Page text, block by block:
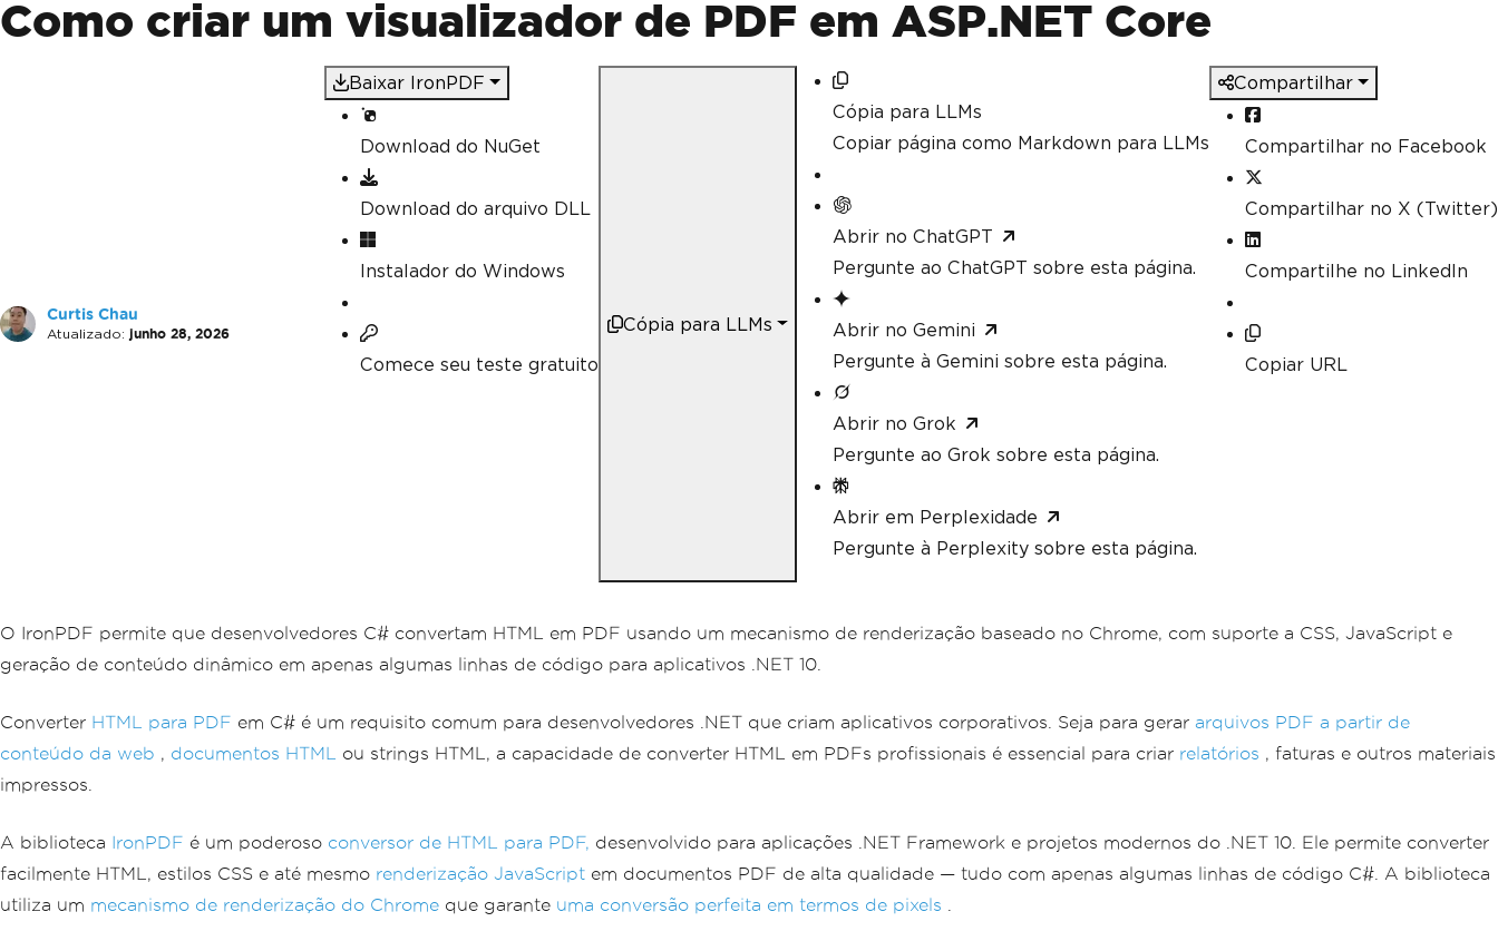
Como criar um visualizador de PDF em ASP.NET Core
Curtis Chau
Atualizado: junho 28, 2026
Baixar IronPDF
Download do NuGet
Download do arquivo DLL
Instalador do Windows
Comece seu teste gratuito
Cópia para LLMs
Cópia para LLMs
Copiar página como Markdown para LLMs
Abrir no ChatGPT
Pergunte ao ChatGPT sobre esta página.
Abrir no Gemini
Pergunte à Gemini sobre esta página.
Abrir no Grok
Pergunte ao Grok sobre esta página.
Abrir em Perplexidade
Pergunte à Perplexity sobre esta página.
Compartilhar
Compartilhar no Facebook
Compartilhar no X (Twitter)
Compartilhe no LinkedIn
Copiar URL
O IronPDF permite que desenvolvedores C# convertam HTML em PDF usando um mecanismo de renderização baseado no Chrome, com suporte a CSS, JavaScript e
geração de conteúdo dinâmico em apenas algumas linhas de código para aplicativos .NET 10.
Converter HTML para PDF em C# é um requisito comum para desenvolvedores .NET que criam aplicativos corporativos. Seja para gerar arquivos PDF a partir de
conteúdo da web , documentos HTML ou strings HTML, a capacidade de converter HTML em PDFs profissionais é essencial para criar relatórios , faturas e outros materiais
impressos.
A biblioteca IronPDF é um poderoso conversor de HTML para PDF, desenvolvido para aplicações .NET Framework e projetos modernos do .NET 10. Ele permite converter
facilmente HTML, estilos CSS e até mesmo renderização JavaScript em documentos PDF de alta qualidade — tudo com apenas algumas linhas de código C#. A biblioteca
utiliza um mecanismo de renderização do Chrome que garante uma conversão perfeita em termos de pixels